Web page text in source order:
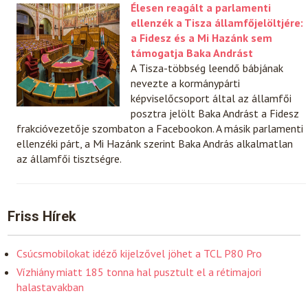
Élesen reagált a parlamenti
ellenzék a Tisza államfőjelöltjére:
a Fidesz és a Mi Hazánk sem
támogatja Baka Andrást
A Tisza-többség leendő bábjának
nevezte a kormánypárti
képviselőcsoport által az államfői
posztra jelölt Baka Andrást a Fidesz
frakcióvezetője szombaton a Facebookon. A másik parlamenti
ellenzéki párt, a Mi Hazánk szerint Baka András alkalmatlan
az államfői tisztségre.
Friss Hírek
Csúcsmobilokat idéző kijelzővel jöhet a TCL P80 Pro
Vízhiány miatt 185 tonna hal pusztult el a rétimajori
halastavakban